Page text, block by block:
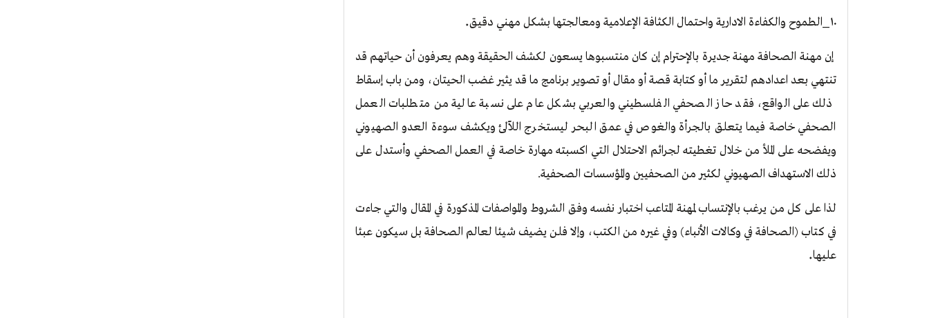
١٠ الطموح والكفاءة الادارية واحتمال الكثافة الإعلامية ومعالجتها بشكل مهني دقيق.
إن مهنة الصحافة مهنة جديرة بالإحترام إن كان منتسبوها يسعون لكشف الحقيقة وهم يعرفون أن حياتهم قد
تنتهي بعد اعدادهم لتقرير ما أو كتابة قصة أو مقال أو تصوير برنامج ما قد يثير غضب الحيتان، ومن باب إسقاط
ذلك على الواقع، فقد حاز الصحفي الفلسطيني والعربي بشكل عام على نسبة عالية من متطلبات العمل
الصحفي خاصة فيما يتعلق بالجرأة والغوص في عمق البحر ليستخرج اللآلئ ويكشف سوءة العدو الصهيوني
ويفضحه على الملأ من خلال تغطيته لجرائم الاحتلال التي اكسبته مهارة خاصة في العمل الصحفي وأستدل على
ذلك الاستهداف الصهيوني لكثير من الصحفيين والمؤسسات الصحفية.
لذا على كل من يرغب بالإنتساب لمهنة المتاعب اختبار نفسه وفق الشروط والمواصفات المذكورة في المقال والتي جاءت
في كتاب (الصحافة في وكالات الأنباء) وفي غيره من الكتب، وإلا فلن يضيف شيئا لعالم الصحافة بل سيكون عبئا
عليها.